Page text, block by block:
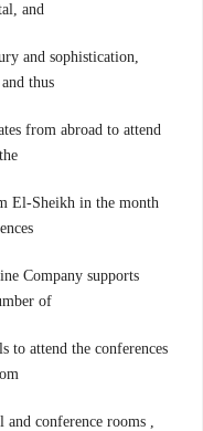
and
and sophistication,
thus
from abroad to attend
El-Sheikh in the month
Company supports
of
to attend the conferences
conference rooms ,